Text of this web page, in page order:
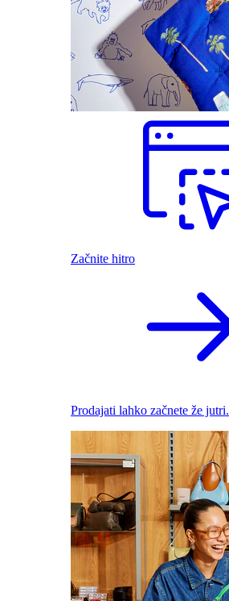
Začnite hitro
Prodajati lahko začnete že jutri.